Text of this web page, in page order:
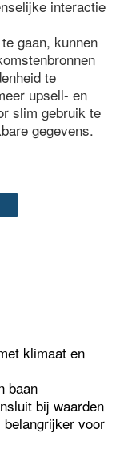
interactie
gaan, kunnen
te
upsell- en
slim gebruik te
gegevens.
klimaat en
baan
bij waarden
belangrijker voor